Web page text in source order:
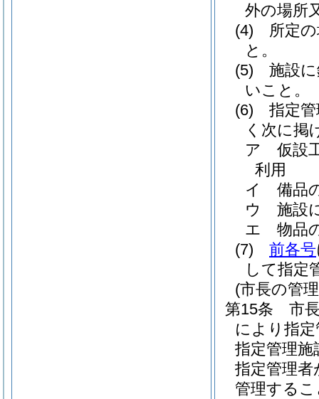
外の場所
(4)
所定
と。
(5)
施設
いこと。
(6)
指定
く次に掲
ア
仮設
利用
イ
備品
ウ
施設
エ
物品
(7)
前各号
して指定
(市長の管
第15条
市
により指
指定管理
指定管理
管理する